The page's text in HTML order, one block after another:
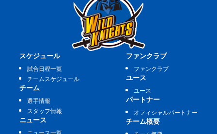
スケジュール
試合日程一覧
チームスケジュール
チーム
選手情報
スタッフ情報
ニュース
ファンクラブ
ファンクラブ
ユース
ユース
パートナー
オフィシャルパートナー
チーム概要